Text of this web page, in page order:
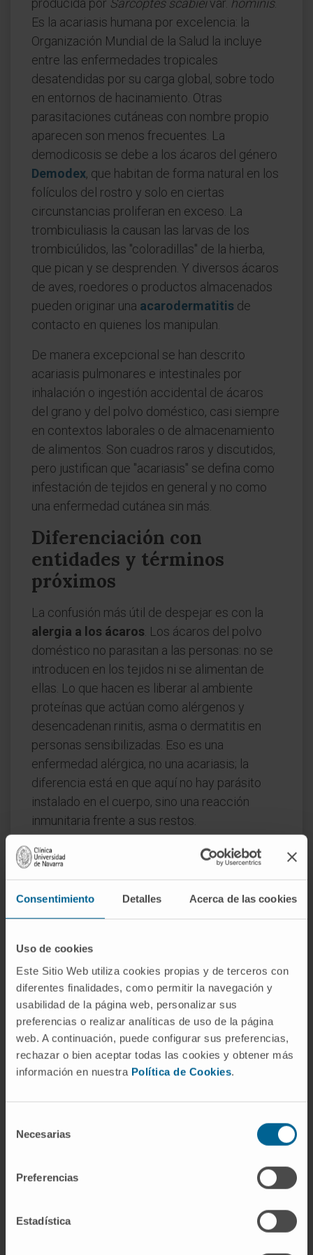
Consentimiento Detalles Acerca de las cookies
Uso de cookies
Este Sitio Web utiliza cookies propias y de terceros con
diferentes finalidades, como permitir la navegación y
usabilidad de la página web, personalizar sus
preferencias o realizar analíticas de uso de la página
web. A continuación, puede configurar sus preferencias,
rechazar o bien aceptar todas las cookies y obtener más
información en nuestra Política de Cookies.
Necesarias
Preferencias
Estadística
producida por Sarcoptes scabieivar. hominis.
Es la acariasis humana por excelencia: la
Organización Mundial de la Salud la incluye
entre las enfermedades tropicales
desatendidas por su carga global, sobre todo
en entornos de hacinamiento. Otras
parasitaciones cutáneas con nombre propio
aparecen son menos frecuentes. La
demodicosis se debe a los ácaros del género
Demodex, que habitan de forma natural en los
folículos del rostro y solo en ciertas
circunstancias proliferan en exceso. La
trombiculiasis la causan las larvas de los
trombicúlidos, las "coloradillas" de la hierba,
que pican y se desprenden. Y diversos ácaros
de aves, roedores o productos almacenados
pueden originar una acarodermatitis de
contacto en quienes los manipulan.
De manera excepcional se han descrito
acariasis pulmonares e intestinales por
inhalación o ingestión accidental de ácaros
del grano y del polvo doméstico, casi siempre
en contextos laborales o de almacenamiento
de alimentos. Son cuadros raros y discutidos,
pero justifican que "acariasis" se defina como
infestación de tejidos en general y no como
una enfermedad cutánea sin más.
Diferenciación con
entidades y términos
próximos
La confusión más útil de despejar es con la
alergia a los ácaros . Los ácaros del polvo
doméstico no parasitan a las personas: no se
introducen en los tejidos ni se alimentan de
ellas. Lo que hacen es liberar al ambiente
proteínas que actúan como alérgenos y
desencadenan rinitis, asma o dermatitis en
personas sensibilizadas. Eso es una
enfermedad alérgica, no una acariasis; la
diferencia está en que aquí no hay parásito
instalado en el cuerpo, sino una reacción
inmunitaria frente a sus restos.
Conviene separarla también del propioácaro
que es el organismo y no la condición que
nombra específicamente la dermatitis de
cutánea más que un sinónimo. Y la
pertenece a otro plano por completo: es el
miedo desproporcionado a los ácaros, un
fenómeno de la esfera psicológica que no
implica infestación alguna. En cuanto a
"acariosis" y "acarinosis", son simplemente
otras grafías del mismo concepto.
acariasis?
), "ácaro",
con el sufijo -íasis, que indica enfermedad o
relaciona con la idea de algo "tan pequeño que